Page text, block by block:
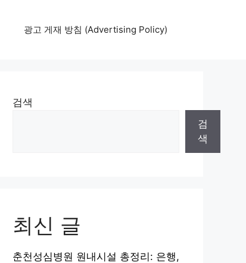
광고 게재 방침 (Advertising Policy)
검색
검
색
최신 글
춘천성심병원 원내시설 총정리: 은행,